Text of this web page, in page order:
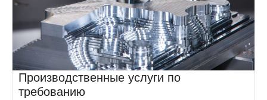
Производственные услуги по
требованию